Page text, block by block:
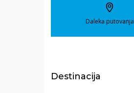
Daleka putovanja
Destinacija